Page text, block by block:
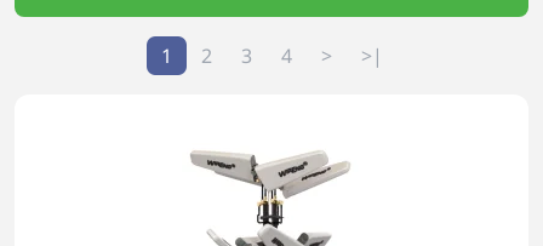
1 2 3 4 > >|